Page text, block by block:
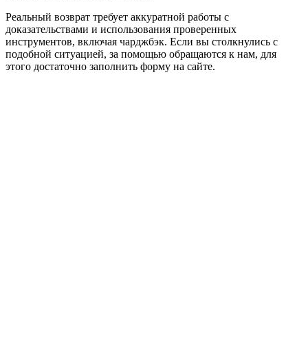
Реальный возврат требует аккуратной работы с
доказательствами и использования проверенных
инструментов, включая чарджбэк. Если вы столкнулись с
подобной ситуацией, за помощью обращаются к нам, для
этого достаточно заполнить форму на сайте.